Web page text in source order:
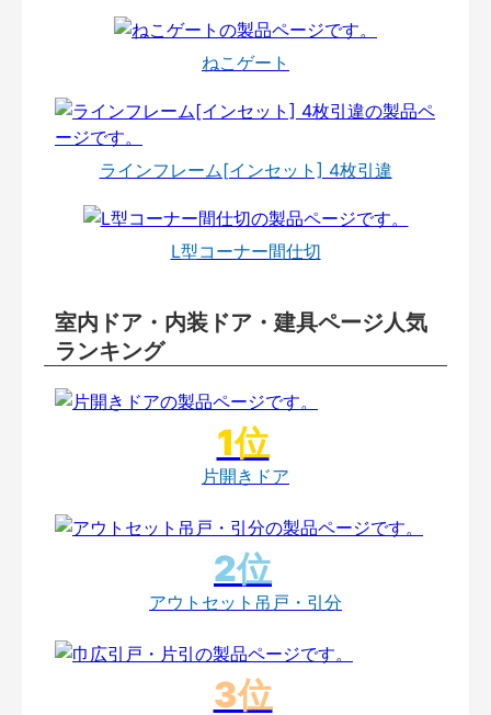
ねこゲート
ラインフレーム[インセット] 4枚引違
L型コーナー間仕切
室内ドア・内装ドア・建具ページ人気
ランキング
片開きドア
アウトセット吊戸・引分